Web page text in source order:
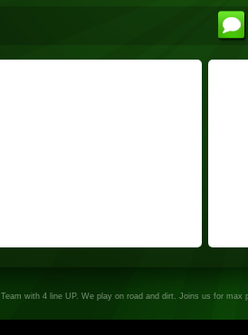
with 4 line UP. We play on road and dirt. Joins us for max